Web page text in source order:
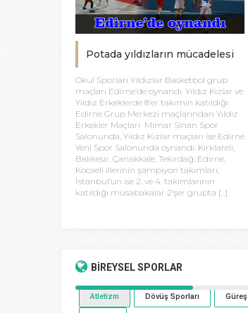
Potada yıldızların mücadelesi
Okul Sporları Yıldızlar Basketbol grup
maçları Edirne’de oynandı. Yıldız Kızlar ve
Yıldız Erkeklerde 8’er takımın katıldığı
Edirne Grup Merkezi maçlarından Yıldız
Erkekler Maçları Mimar Sinan Spor
Salonunda, Yıldız Kızlar maçları ise Edirne
Yeni Spor Salonunda oynandı. Kırklareli,
Balıkesir, Çanakkale, Tekirdağ, Edirne,
Kocaeli illerinin şampiyon takımları,
İstanbul’un ise 2. ve 4. takımlarının
katıldığı müsabakalar 2’şer grupta […]
BİREYSELSPORLAR
Atletizm Dövüş Sporları Güreş